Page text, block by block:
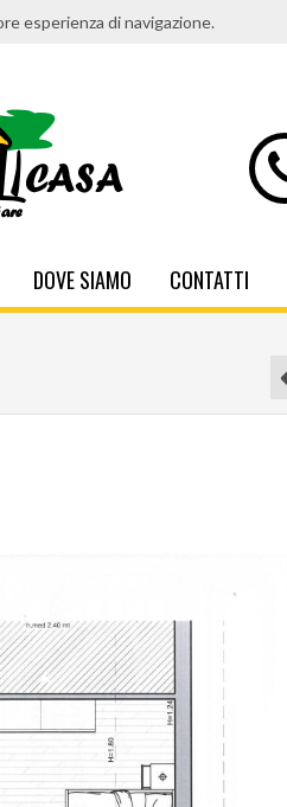
esperienza di navigazione.
DOVE SIAMO CONTATTI